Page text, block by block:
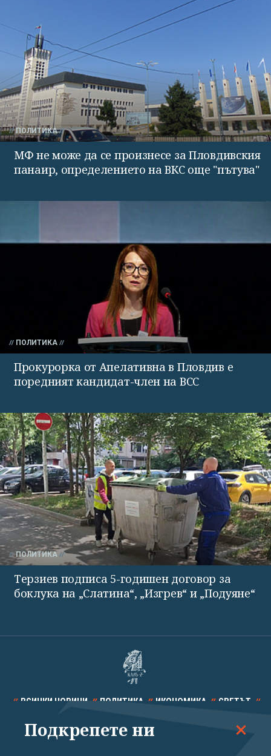
ПОЛИТИКА
МФ не може да се произнесе за Пловдивския
панаир, определението на ВКС още "пътува"
ПОЛИТИКА
Прокурорка от Апелативна в Пловдив е
поредният кандидат-член на ВСС
ПОЛИТИКА
Терзиев подписа 5-годишен договор за
боклука на „Слатина“, „Изгрев“ и „Подуяне“
ВСИЧКИ НОВИНИ ПОЛИТИКА ИКОНОМИКА СВЕТЪТ
СПОРТ КУЛТУРА ТЕХНОЛОГИИ КАЛЕЙДОСКОП
Подкрепете ни